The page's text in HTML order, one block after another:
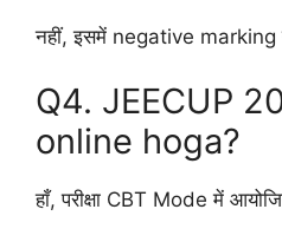
नहीं, इसमें negative marking
Q4. JEECUP
online hoga?
हाँ, परीक्षा CBT Mode में